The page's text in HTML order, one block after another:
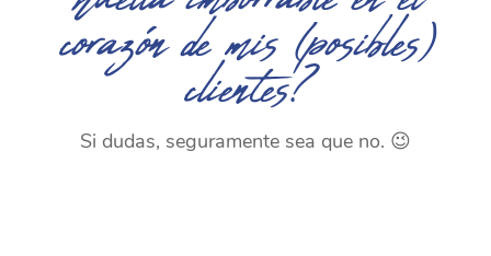
corazón de mis (posibles)
clientes?
Si dudas, seguramente sea que no. 😉